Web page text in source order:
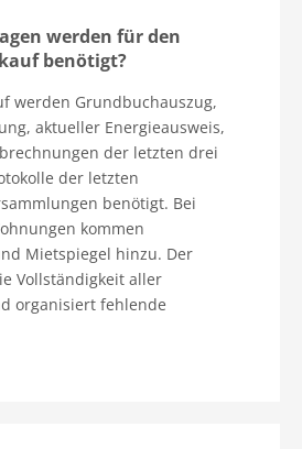
werden für den
benötigt?
werden Grundbuchauszug,
aktueller Energieausweis,
der letzten drei
der letzten
benötigt. Bei
kommen
Mietspiegel hinzu. Der
Vollständigkeit aller
organisiert fehlende